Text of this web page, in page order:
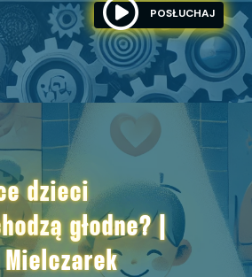
POSŁUCHAJ
dzieci
głodne? |